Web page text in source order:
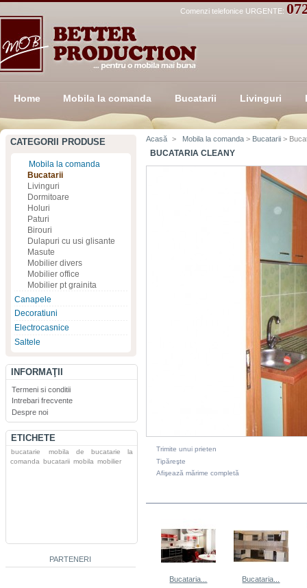
Comenzi telefonice URGENTE:
Home Mobila la comanda Bucatarii Livinguri
CATEGORII PRODUSE
Mobila la comanda
Bucatarii
Livinguri
Dormitoare
Holuri
Paturi
Birouri
Dulapuri cu usi glisante
Masute
Mobilier divers
Mobilier office
Mobilier pt grainita
Canapele
Decoratiuni
Electrocasnice
Saltele
INFORMAŢII
Termeni si conditii
Intrebari frecvente
Despre noi
ETICHETE
bucatarie
mobila de bucatarie la
comanda bucatarii mobila mobilier
PARTENERI
Acasă > Mobila la comanda > Bucatarii >
BUCATARIA CLEANY
Trimite unui prieten
Tipăreşte
Afişează mărime completă
Bucataria... Bucataria...